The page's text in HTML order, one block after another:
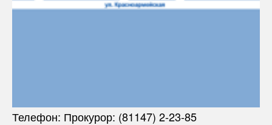
Телефон: Прокурор: (81147) 2-23-85